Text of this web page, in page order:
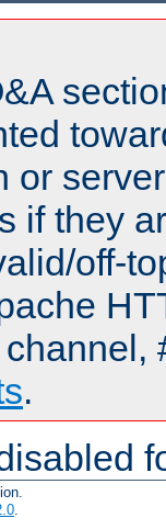
or
if they
off-
.
.